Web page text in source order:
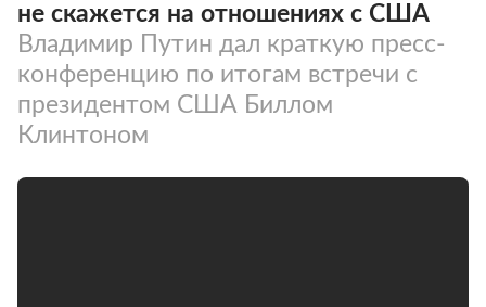
не скажется на отношениях с США
Владимир Путин дал краткую пресс-
конференцию по итогам встречи с
президентом США Биллом
Клинтоном